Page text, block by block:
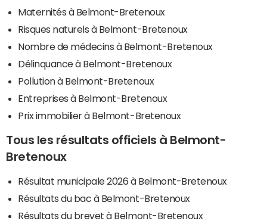
Maternités à Belmont-Bretenoux
Risques naturels à Belmont-Bretenoux
Nombre de médecins à Belmont-Bretenoux
Délinquance à Belmont-Bretenoux
Pollution à Belmont-Bretenoux
Entreprises à Belmont-Bretenoux
Prix immobilier à Belmont-Bretenoux
Tous les résultats officiels à Belmont-
Bretenoux
Résultat municipale 2026 à Belmont-Bretenoux
Résultats du bac à Belmont-Bretenoux
Résultats du brevet à Belmont-Bretenoux